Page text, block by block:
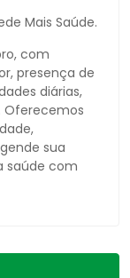
Mais Saúde.
com
presença de
diárias,
Oferecemos
sua
saúde com